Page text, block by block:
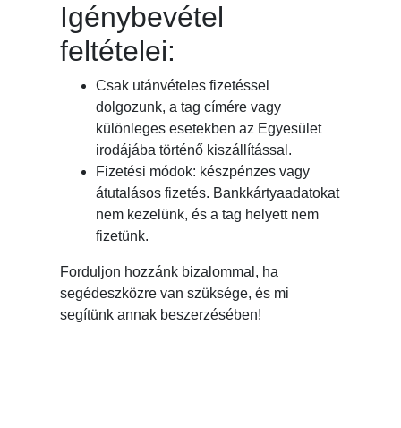
Igénybevétel
feltételei:
Csak utánvételes fizetéssel
dolgozunk, a tag címére vagy
különleges esetekben az Egyesület
irodájába történő kiszállítással.
Fizetési módok: készpénzes vagy
átutalásos fizetés. Bankkártyaadatokat
nem kezelünk, és a tag helyett nem
fizetünk.
Forduljon hozzánk bizalommal, ha
segédeszközre van szüksége, és mi
segítünk annak beszerzésében!